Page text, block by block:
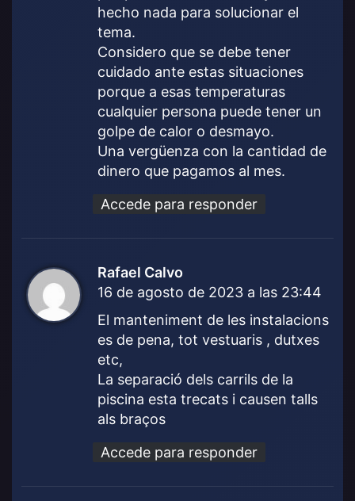
hecho nada para solucionar el
tema.
Considero que se debe tener
cuidado ante estas situaciones
porque a esas temperaturas
cualquier persona puede tener un
golpe de calor o desmayo.
Una vergüenza con la cantidad de
dinero que pagamos al mes.
Accede para responder
Rafael Calvo
16 de agosto de 2023 a las 23:44
El manteniment de les instalacions
es de pena, tot vestuaris , dutxes
etc,
La separació dels carrils de la
piscina esta trecats i causen talls
als braços
Accede para responder